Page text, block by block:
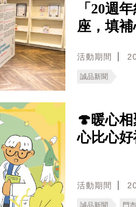
「20週
座，填
活動期間
誠品新聞
🍄暖心
心比心
活動期間
誠品新聞 門